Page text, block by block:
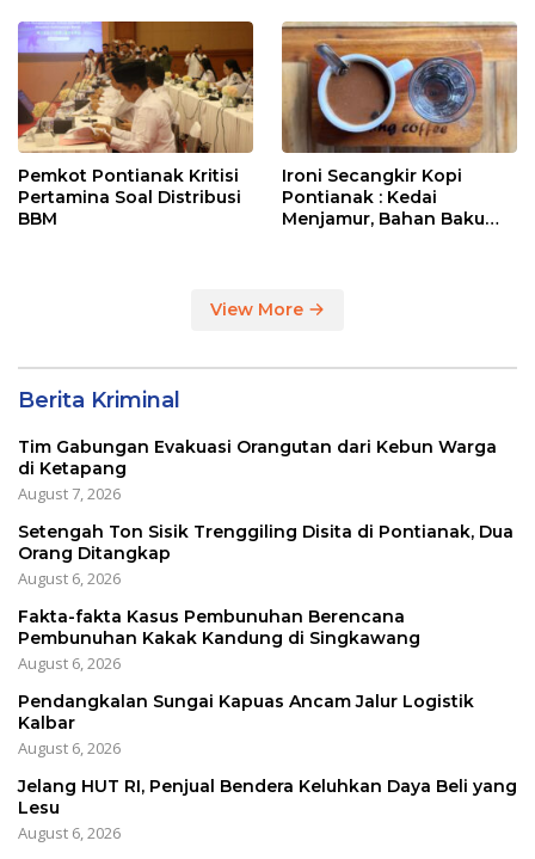
Pemkot Pontianak Kritisi
Pertamina Soal Distribusi
BBM
Ironi Secangkir Kopi
Pontianak : Kedai
Menjamur, Bahan Baku
View More
Berita Kriminal
Tim Gabungan Evakuasi Orangutan dari Kebun Warga
di Ketapang
August 7, 2026
Setengah Ton Sisik Trenggiling Disita di Pontianak, Dua
Orang Ditangkap
August 6, 2026
Fakta-fakta Kasus Pembunuhan Berencana
Pembunuhan Kakak Kandung di Singkawang
August 6, 2026
Pendangkalan Sungai Kapuas Ancam Jalur Logistik
Kalbar
August 6, 2026
Jelang HUT RI, Penjual Bendera Keluhkan Daya Beli yang
Lesu
August 6, 2026